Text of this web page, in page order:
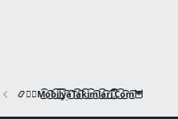
📿🧙‍♂️M͜͡o͜͡b͜͡i͜͡l͜͡y͜͡a͜͡T͜͡a͜͡k͜͡i͜͡m͜͡l͜͡a͜͡r͜͡i͜͡.͜͡C͜͡o͜͡m͜͡🦉